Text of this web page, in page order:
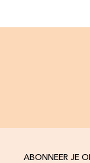
ABONNEER JE